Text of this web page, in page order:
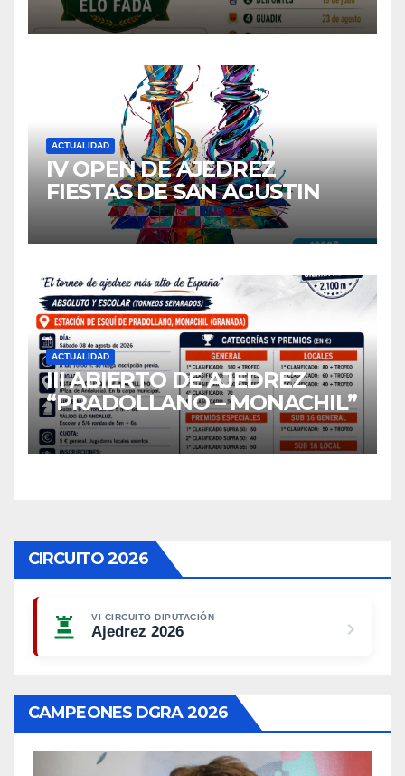
ACTUALIDAD
IV OPEN DE AJEDREZ
FIESTAS DE SAN AGUSTIN
ACTUALIDAD
III ABIERTO DE AJEDREZ
“PRADOLLANO – MONACHIL”
CIRCUITO 2026
VI CIRCUITO DIPUTACIÓN
Ajedrez 2026
CAMPEONES DGRA 2026